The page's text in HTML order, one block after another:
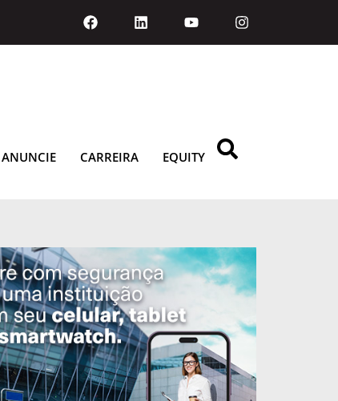
ANUNCIE CARREIRA EQUITY